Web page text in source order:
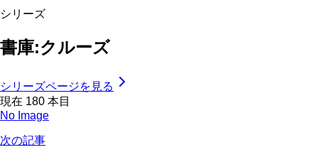
シリーズ
書庫:クルーズ
シリーズページを見る
現在 180 本目
No Image
次の記事